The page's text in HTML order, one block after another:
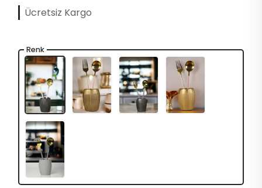
Ücretsiz Kargo
Renk